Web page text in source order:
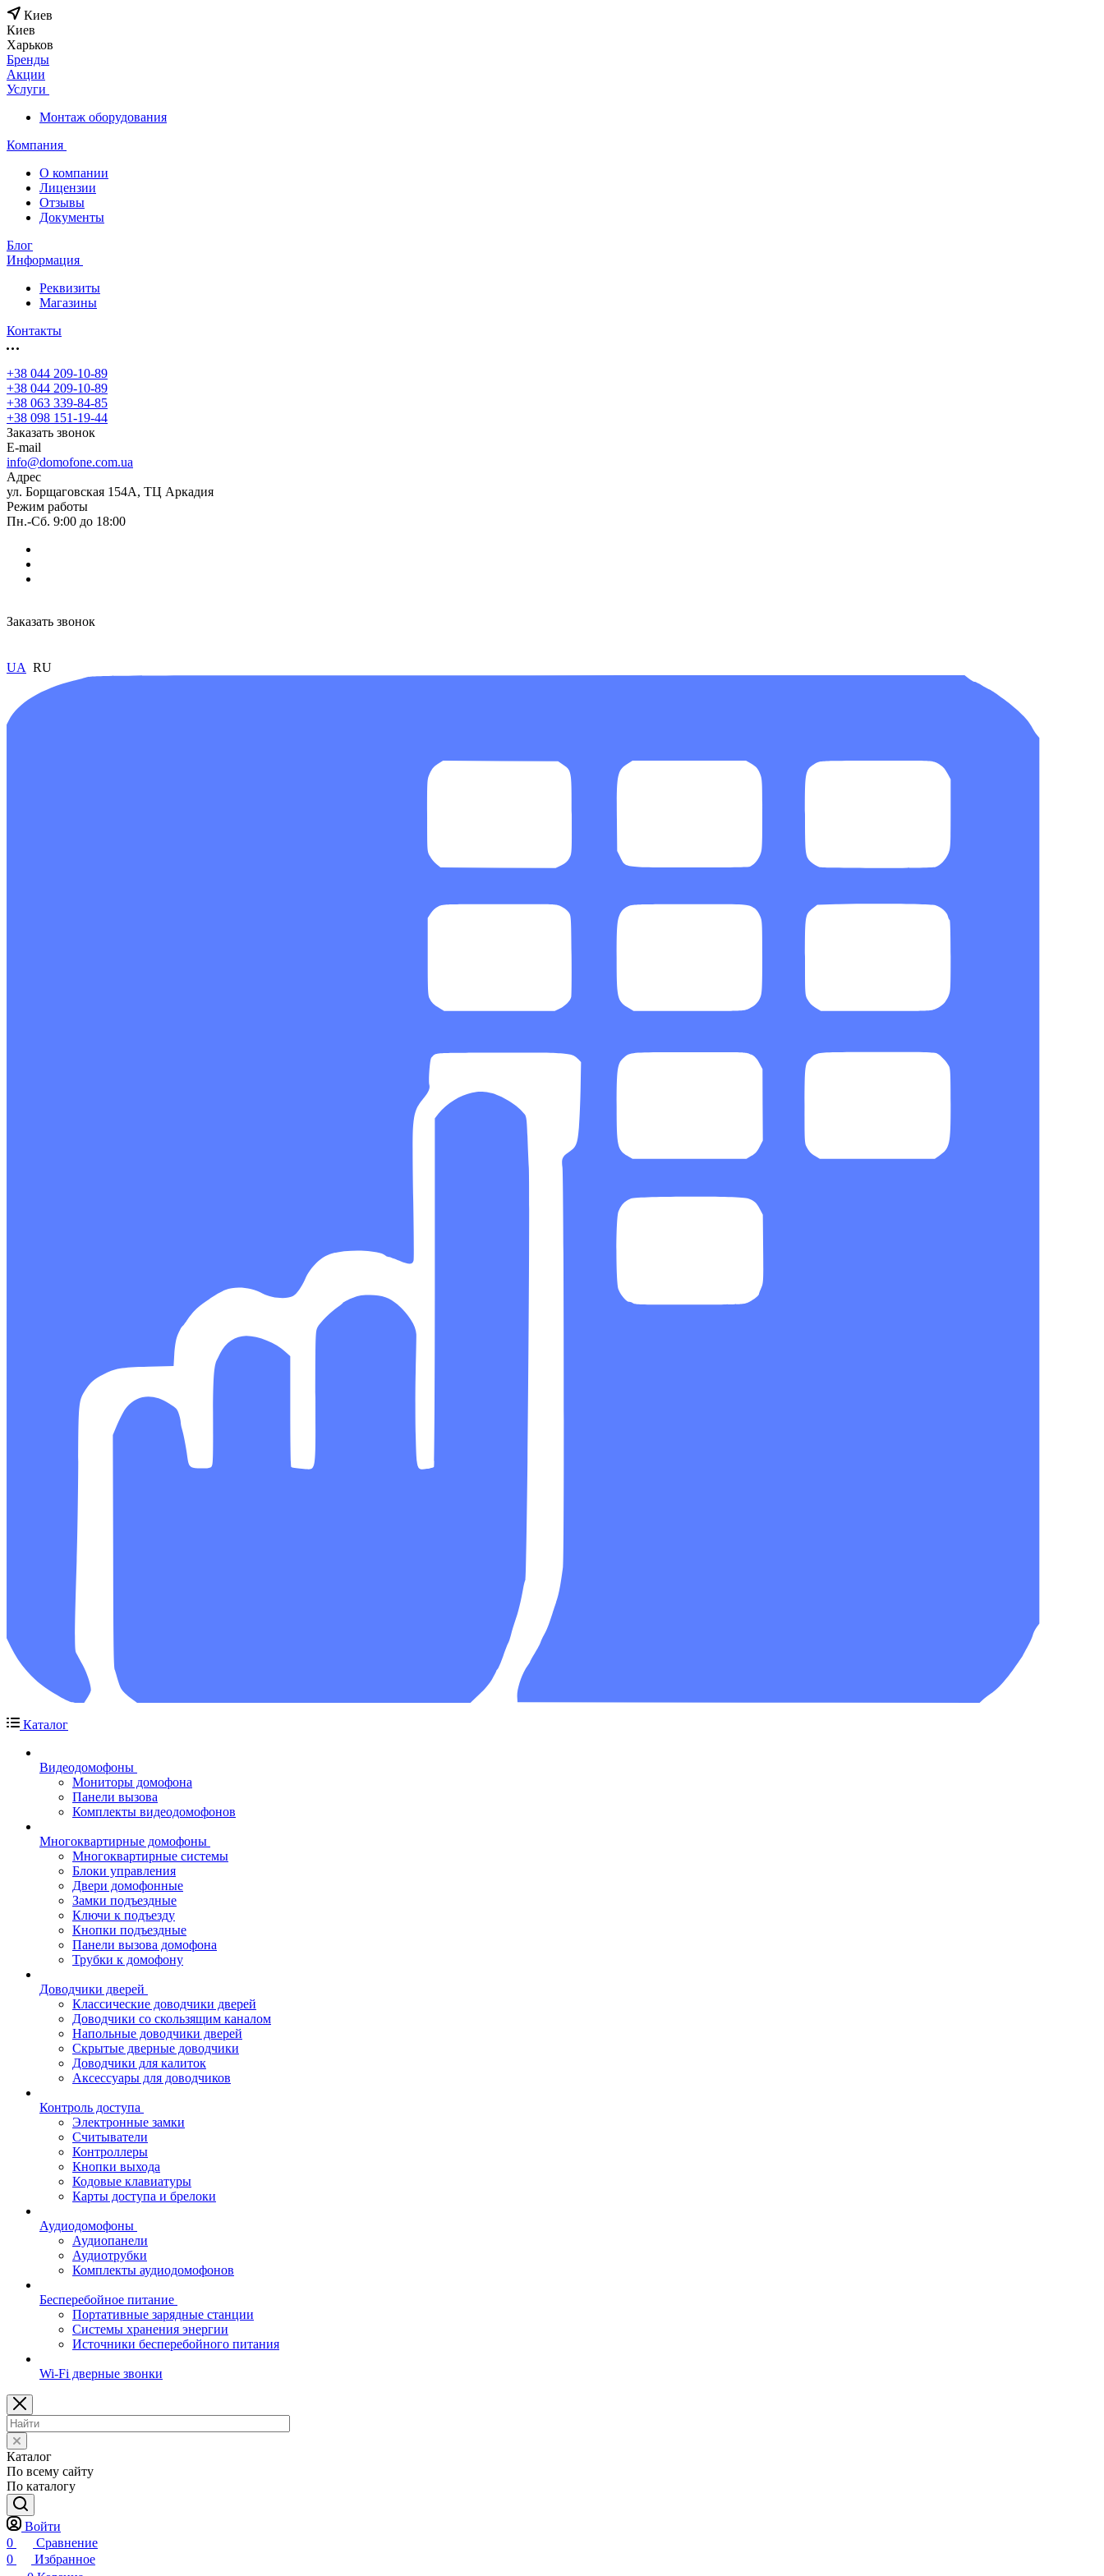
Киев
Киев
Харьков
Бренды
Акции
Услуги
Монтаж оборудования
Компания
О компании
Лицензии
Отзывы
Документы
Блог
Информация
Реквизиты
Магазины
Контакты
+38 044 209-10-89
+38 044 209-10-89
+38 063 339-84-85
+38 098 151-19-44
Заказать звонок
E-mail
info@domofone.com.ua
Адрес
ул. Борщаговская 154А, ТЦ Аркадия
Режим работы
Пн.-Сб. 9:00 до 18:00
Заказать звонок
UA RU
Каталог
Видеодомофоны
Мониторы домофона
Панели вызова
Комплекты видеодомофонов
Многоквартирные домофоны
Многоквартирные системы
Блоки управления
Двери домофонные
Замки подъездные
Ключи к подъезду
Кнопки подъездные
Панели вызова домофона
Трубки к домофону
Доводчики дверей
Классические доводчики дверей
Доводчики со скользящим каналом
Напольные доводчики дверей
Скрытые дверные доводчики
Доводчики для калиток
Аксессуары для доводчиков
Контроль доступа
Электронные замки
Считыватели
Контроллеры
Кнопки выхода
Кодовые клавиатуры
Карты доступа и брелоки
Аудиодомофоны
Аудиопанели
Аудиотрубки
Комплекты аудиодомофонов
Бесперебойное питание
Портативные зарядные станции
Системы хранения энергии
Источники бесперебойного питания
Wi-Fi дверные звонки
Каталог
По всему сайту
По каталогу
Войти
0
Сравнение
0
Избранное